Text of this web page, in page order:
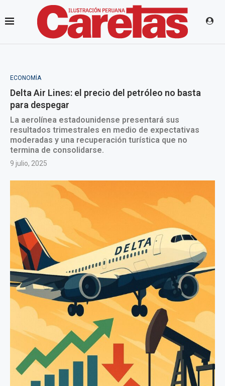
ECONOMÍA
Delta Air Lines: el precio del petróleo no basta
para despegar
La aerolínea estadounidense presentará sus
resultados trimestrales en medio de expectativas
moderadas y una recuperación turística que no
termina de consolidarse.
9 julio, 2025